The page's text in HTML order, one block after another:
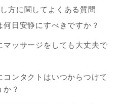
方に関してよくある質問
何日安静にすべきですか？
マッサージをしても大丈夫で
コンタクトはいつからつけて
か？